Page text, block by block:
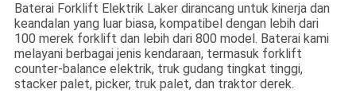
Baterai Forklift Elektrik Laker dirancang untuk kinerja dan
keandalan yang luar biasa, kompatibel dengan lebih dari
100 merek forklift dan lebih dari 800 model. Baterai kami
melayani berbagai jenis kendaraan, termasuk forklift
counter-balance elektrik, truk gudang tingkat tinggi,
stacker palet, picker, truk palet, dan traktor derek.